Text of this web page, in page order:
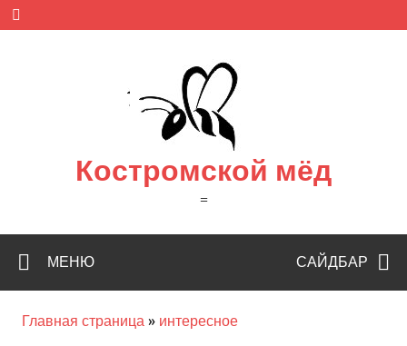
Skip
content
Костромской мёд
=
САЙДБАР
МЕНЮ
Главная страница » интересное